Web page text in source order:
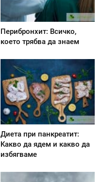
Перибронхит: Всичко,
което трябва да знаем
Диета при панкреатит:
Kакво да ядем и какво да
избягваме